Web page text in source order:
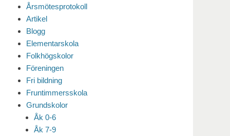
Årsmötesprotokoll
Artikel
Blogg
Elementarskola
Folkhögskolor
Föreningen
Fri bildning
Fruntimmersskola
Grundskolor
Åk 0-6
Åk 7-9